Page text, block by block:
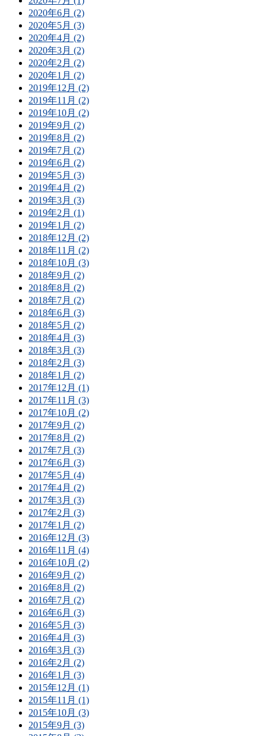
2020年6月 (2)
2020年5月 (3)
2020年4月 (2)
2020年3月 (2)
2020年2月 (2)
2020年1月 (2)
2019年12月 (2)
2019年11月 (2)
2019年10月 (2)
2019年9月 (2)
2019年8月 (2)
2019年7月 (2)
2019年6月 (2)
2019年5月 (3)
2019年4月 (2)
2019年3月 (3)
2019年2月 (1)
2019年1月 (2)
2018年12月 (2)
2018年11月 (2)
2018年10月 (3)
2018年9月 (2)
2018年8月 (2)
2018年7月 (2)
2018年6月 (3)
2018年5月 (2)
2018年4月 (3)
2018年3月 (3)
2018年2月 (3)
2018年1月 (2)
2017年12月 (1)
2017年11月 (3)
2017年10月 (2)
2017年9月 (2)
2017年8月 (2)
2017年7月 (3)
2017年6月 (3)
2017年5月 (4)
2017年4月 (2)
2017年3月 (3)
2017年2月 (3)
2017年1月 (2)
2016年12月 (3)
2016年11月 (4)
2016年10月 (2)
2016年9月 (2)
2016年8月 (2)
2016年7月 (2)
2016年6月 (3)
2016年5月 (3)
2016年4月 (3)
2016年3月 (3)
2016年2月 (2)
2016年1月 (3)
2015年12月 (1)
2015年11月 (1)
2015年10月 (3)
2015年9月 (3)